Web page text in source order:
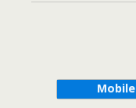
Mobile